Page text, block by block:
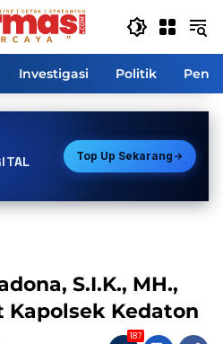
Investigasi Politik
Top Up Sekarang
S.I.K., MH.,
Kapolsek Kedaton
187